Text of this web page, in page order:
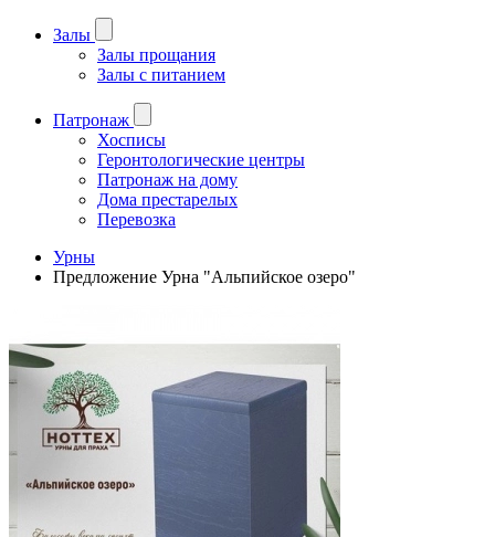
Залы
Залы прощания
Залы с питанием
Патронаж
Хосписы
Геронтологические центры
Патронаж на дому
Дома престарелых
Перевозка
Урны
Предложение Урна "Альпийское озеро"